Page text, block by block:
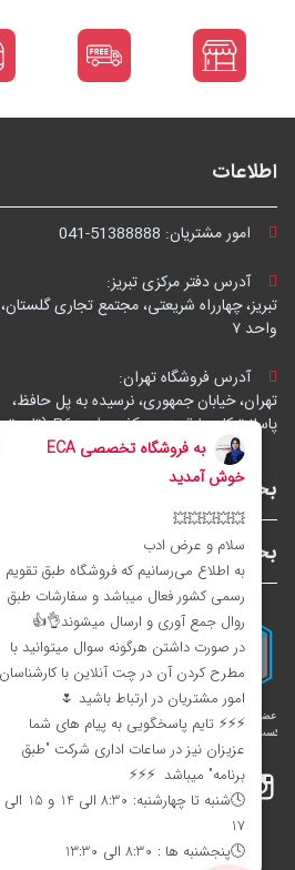
اطلاعات
امور مشتریان: 041-51388888
آدرس دفتر مرکزی تبریز:
تبریز، چهارراه شریعتی، مجتمع تجاری گلستان،
واحد ۷
آدرس فروشگاه تهران:
تهران، خیابان جمهوری، نرسیده به پل حافظ،
پاساژ توکل، طبقه زیرهمکف، واحد B6 (تاپ ترونیک)
بخش‌های فروشگاه
بخش‌های سایت
اینستاگرام تلگرام